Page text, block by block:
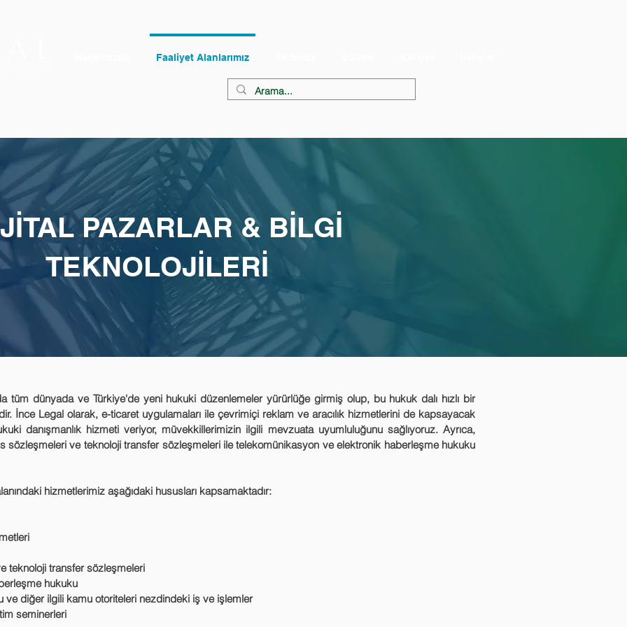
Faaliyet Alanlarımız
PAZARLAR & BİLGİ
TEKNOLOJİLERİ
tüm dünyada ve Türkiye'de yeni hukuki düzenlemeler yürürlüğe girmiş olup, bu hukuk dalı hızlı bir
İnce Legal olarak, e-ticaret uygulamaları ile çevrimiçi reklam ve aracılık hizmetlerini de kapsayacak
danışmanlık hizmeti veriyor, müvekkillerimizin ilgili mevzuata uyumluluğunu sağlıyoruz. Ayrıca,
sözleşmeleri ve teknoloji transfer sözleşmeleri ile telekomünikasyon ve elektronik haberleşme hukuku
hizmetlerimiz aşağıdaki hususları kapsamaktadır:
teknoloji transfer sözleşmeleri
hukuku
ve diğer ilgili kamu otoriteleri nezdindeki iş ve işlemler
seminerleri